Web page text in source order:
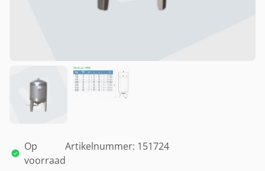
Op
voorraad
Artikelnummer: 151724